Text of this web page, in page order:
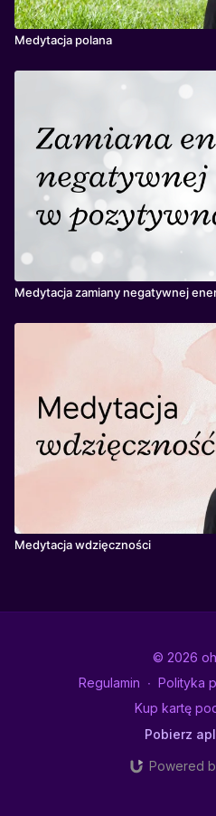
Medytacja polana
Medytacja zamiany negatywnej
Medytacja wdzięczności
© 2026
Regulamin ∙ Polityka
Kup kartę
Pobierz
Powered